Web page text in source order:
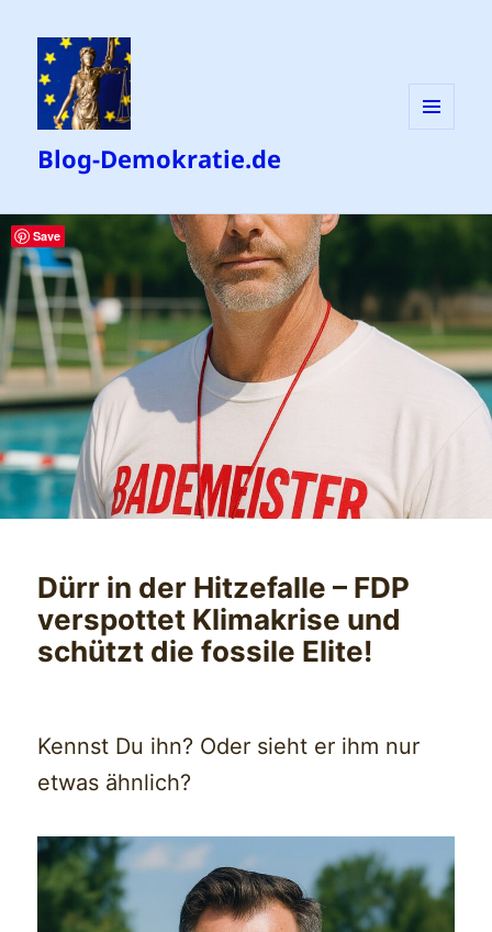
Blog-Demokratie.de
Dürr in der Hitzefalle – FDP
verspottet Klimakrise und
schützt die fossile Elite!
Kennst Du ihn? Oder sieht er ihm nur
etwas ähnlich?
Save